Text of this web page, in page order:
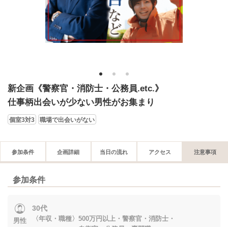
1 2 3
新企画《警察官・消防士・公務員.etc.》
仕事柄出会いが少ない男性がお集まり
個室3対3 職場で出会いがない
参加条件 企画詳細 当日の流れ アクセス 注意事項
参加条件
男性
30代
〈年収・職種〉500万円以上・警察官・消防士・